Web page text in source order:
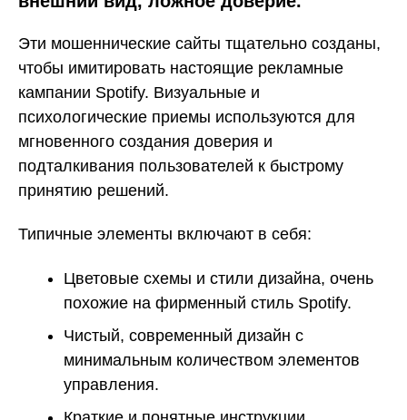
Эти мошеннические сайты тщательно созданы,
чтобы имитировать настоящие рекламные
кампании Spotify. Визуальные и
психологические приемы используются для
мгновенного создания доверия и
подталкивания пользователей к быстрому
принятию решений.
Типичные элементы включают в себя:
Цветовые схемы и стили дизайна, очень
похожие на фирменный стиль Spotify.
Чистый, современный дизайн с
минимальным количеством элементов
управления.